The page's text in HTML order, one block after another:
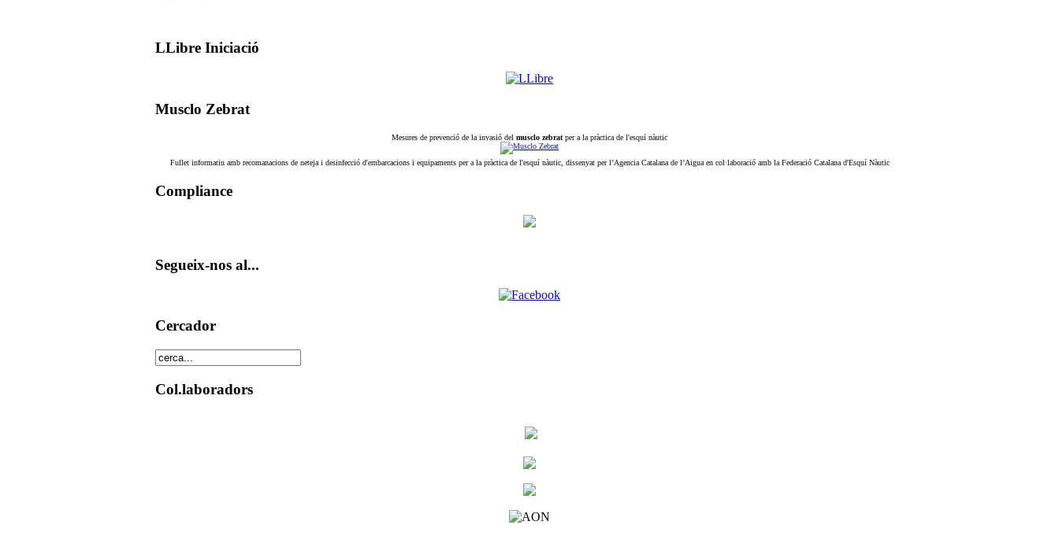
LLibre Iniciació
Musclo Zebrat
Mesures de prevenció de la invasió del musclo zebrat per a la pràctica de l'esquí nàutic
Fullet informatiu amb recomanacions de neteja i desinfecció d'embarcacions i equipaments per a la pràctica de l'esquí nàutic, dissenyat per l’Agencia Catalana de l’Aigua en col·laboració amb la Federació Catalana d'Esquí Nàutic
Compliance
Segueix-nos al...
Cercador
Col.laboradors